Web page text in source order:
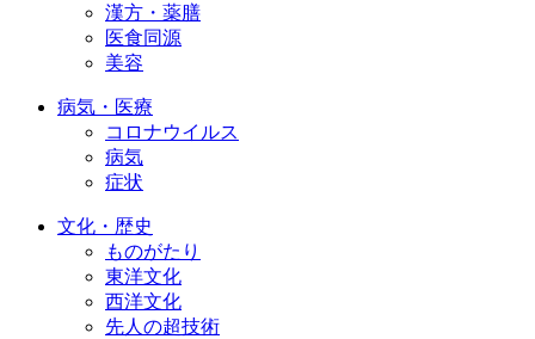
漢方・薬膳
医食同源
美容
病気・医療
コロナウイルス
病気
症状
文化・歴史
ものがたり
東洋文化
西洋文化
先人の超技術